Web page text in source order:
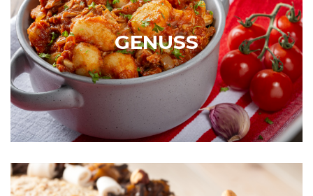
GENUSS